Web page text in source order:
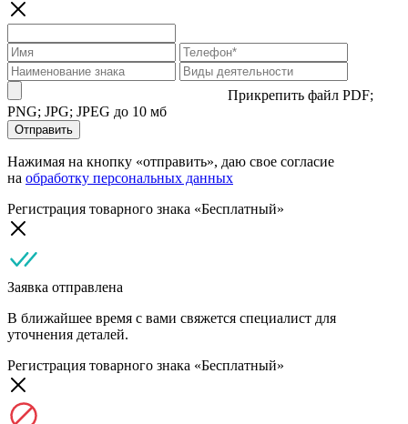
Прикрепить файл PDF;
PNG; JPG; JPEG до 10 мб
Отправить
Нажимая на кнопку «отправить», даю свое согласие
на обработку персональных данных
Регистрация товарного знака «Бесплатный»
Заявка отправлена
В ближайшее время с вами свяжется специалист для
уточнения деталей.
Регистрация товарного знака «Бесплатный»